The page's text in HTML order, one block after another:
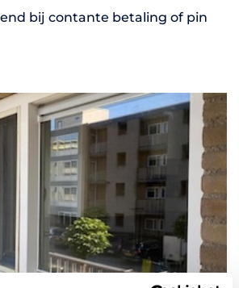
bij contante betaling of pin